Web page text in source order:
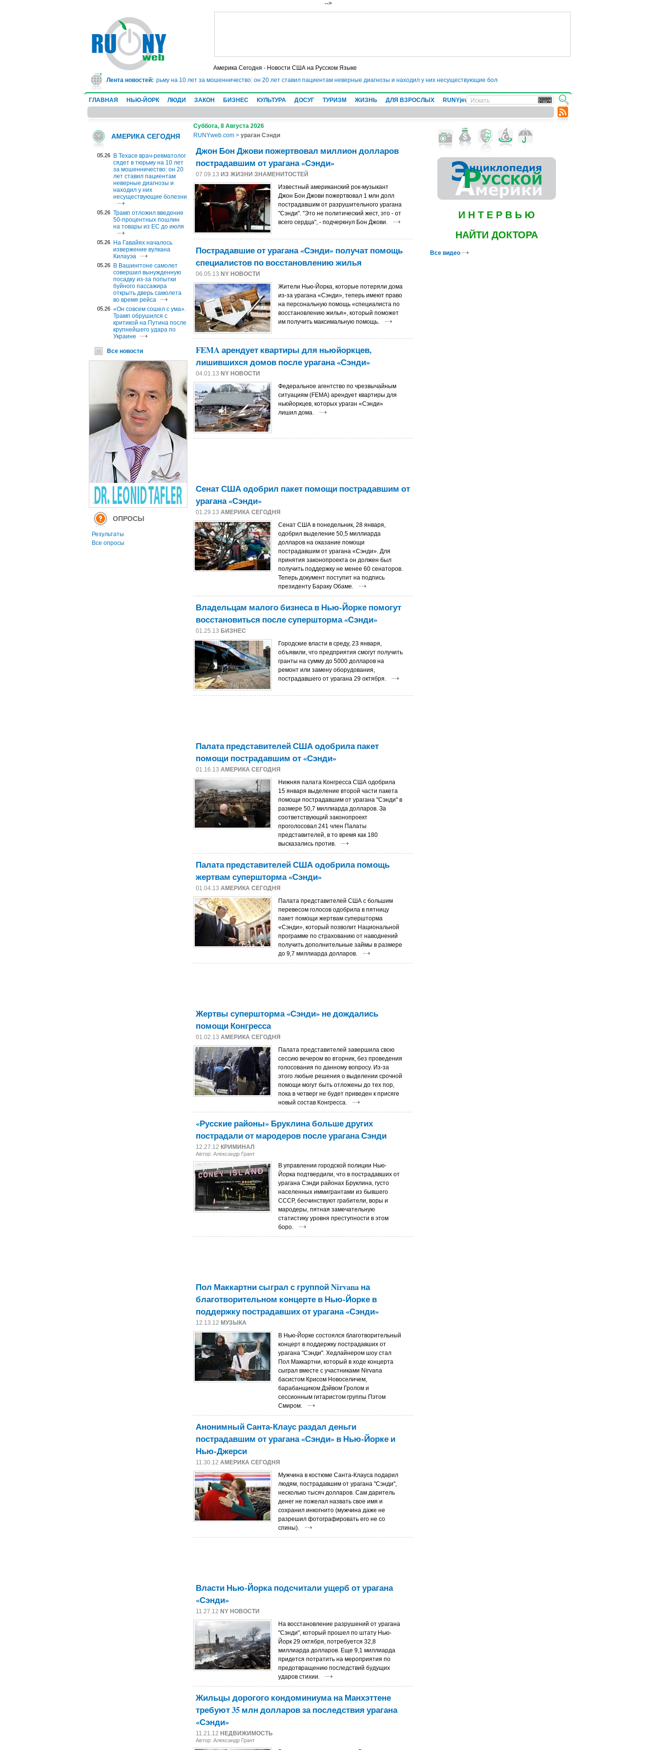
-->
Америка Сегодня - Новости США на Русском Языке
Лента новостей:
В Техасе врач-ревматолог сядет в тюрьму на 10 лет за мошенничество: он 20 лет ставил пациентам неверные диагнозы и находил у них несуществующие болезни●
ГЛАВНАЯ НЬЮ-ЙОРК ЛЮДИ ЗАКОН БИЗНЕС КУЛЬТУРА ДОСУГ ТУРИЗМ ЖИЗНЬ ДЛЯ ВЗРОСЛЫХ RUNYjews ВЕСТИ ИЗ УКРАИНЫ
АМЕРИКА СЕГОДНЯ
05.26
В Техасе врач-ревматолог
сядет в тюрьму на 10 лет
за мошенничество: он 20
лет ставил пациентам
неверные диагнозы и
находил у них
несуществующие болезни
05.26 Трамп отложил введение
50-процентных пошлин
на товары из ЕС до июля
05.26
На Гавайях началось
извержение вулкана
Килауэа
05.26
В Вашингтоне самолет
совершил вынужденную
посадку из-за попытки
буйного пассажира
открыть дверь самолета
во время рейса
05.26 «Он совсем сошел с ума».
Трамп обрушился с
критикой на Путина после
крупнейшего удара по
Украине
Все новости
ОПРОСЫ
Результаты
Все опросы
Суббота, 8 Августа 2026
RUNYweb.com > ураган Сэнди
Джон Бон Джови пожертвовал миллион долларов
пострадавшим от урагана «Сэнди»
07.09.13 ИЗ ЖИЗНИ ЗНАМЕНИТОСТЕЙ
Известный американский рок-музыкант
Джон Бон Джови пожертвовал 1 млн долл
пострадавшим от разрушительного урагана
"Сэнди". "Это не политический жест, это - от
всего сердца", - подчеркнул Бон Джови.
Пострадавшие от урагана «Сэнди» получат помощь
специалистов по восстановлению жилья
06.05.13 NY НОВОСТИ
Жители Нью-Йорка, которые потеряли дома
из-за урагана «Сэнди», теперь имеют право
на персональную помощь «специалиста по
восстановлению жилья», который поможет
им получить максимальную помощь.
FEMA арендует квартиры для ньюйоркцев,
лишившихся домов после урагана «Сэнди»
04.01.13 NY НОВОСТИ
Федеральное агентство по чрезвычайным
ситуациям (FEMA) арендует квартиры для
ньюйоркцев, которых ураган «Сэнди»
лишил дома.
Сенат США одобрил пакет помощи пострадавшим от
урагана «Сэнди»
01.29.13 АМЕРИКА СЕГОДНЯ
Сенат США в понедельник, 28 января,
одобрил выделение 50,5 миллиарда
долларов на оказание помощи
пострадавшим от урагана «Сэнди». Для
принятия законопроекта он должен был
получить поддержку не менее 60 сенаторов.
Теперь документ поступит на подпись
президенту Бараку Обаме.
Владельцам малого бизнеса в Нью-Йорке помогут
восстановиться после супершторма «Сэнди»
01.25.13 БИЗНЕС
Городские власти в среду, 23 января,
объявили, что предприятия смогут получить
гранты на сумму до 5000 долларов на
ремонт или замену оборудования,
пострадавшего от урагана 29 октября.
Палата представителей США одобрила пакет
помощи пострадавшим от «Сэнди»
01.16.13 АМЕРИКА СЕГОДНЯ
Нижняя палата Конгресса США одобрила
15 января выделение второй части пакета
помощи пострадавшим от урагана "Сэнди" в
размере 50,7 миллиарда долларов. За
соответствующий законопроект
проголосовал 241 член Палаты
представителей, в то время как 180
высказались против.
Палата представителей США одобрила помощь
жертвам супершторма «Сэнди»
01.04.13 АМЕРИКА СЕГОДНЯ
Палата представителей США с большим
перевесом голосов одобрила в пятницу
пакет помощи жертвам супершторма
«Сэнди», который позволит Национальной
программе по страхованию от наводнений
получить дополнительные займы в размере
до 9,7 миллиарда долларов.
Жертвы супершторма «Сэнди» не дождались
помощи Конгресса
01.02.13 АМЕРИКА СЕГОДНЯ
Палата представителей завершила свою
сессию вечером во вторник, без проведения
голосования по данному вопросу. Из-за
этого любые решения о выделении срочной
помощи могут быть отложены до тех пор,
пока в четверг не будет приведен к присяге
новый состав Конгресса.
«Русские районы» Бруклина больше других
пострадали от мародеров после урагана Сэнди
12.27.12 КРИМИНАЛ
Автор: Александр Грант
В управлении городской полиции Нью-
Йорка подтвердили, что в пострадавших от
урагана Сэнди районах Бруклина, густо
населенных иммигрантами из бывшего
СССР, бесчинствуют грабители, воры и
мародеры, пятная замечательную
статистику уровня преступности в этом
боро.
Пол Маккартни сыграл с группой Nirvana на
благотворительном концерте в Нью-Йорке в
поддержку пострадавших от урагана «Сэнди»
12.13.12 МУЗЫКА
В Нью-Йорке состоялся благотворительный
концерт в поддержку пострадавших от
урагана "Сэнди". Хедлайнером шоу стал
Пол Маккартни, который в ходе концерта
сыграл вместе с участниками Nirvana
басистом Крисом Новоселичем,
барабанщиком Дэйвом Гролом и
сессионным гитаристом группы Пэтом
Смиром.
Анонимный Санта-Клаус раздал деньги
пострадавшим от урагана «Сэнди» в Нью-Йорке и
Нью-Джерси
11.30.12 АМЕРИКА СЕГОДНЯ
Мужчина в костюме Санта-Клауса подарил
людям, пострадавшим от урагана "Сэнди",
несколько тысяч долларов. Сам даритель
денег не пожелал назвать свое имя и
сохранил инкогнито (мужчина даже не
разрешил фотографировать его не со
спины).
Власти Нью-Йорка подсчитали ущерб от урагана
«Сэнди»
11.27.12 NY НОВОСТИ
На восстановление разрушений от урагана
"Сэнди", который прошел по штату Нью-
Йорк 29 октября, потребуется 32,8
миллиарда долларов. Еще 9,1 миллиарда
придется потратить на мероприятия по
предотвращению последствий будущих
ударов стихии.
Жильцы дорогого кондоминиума на Манхэттене
требуют 35 млн долларов за последствия урагана
«Сэнди»
11.21.12 НЕДВИЖИМОСТЬ
Автор: Александр Грант
И Н Т Е Р В Ь Ю
НАЙТИ ДОКТОРА
Все видео